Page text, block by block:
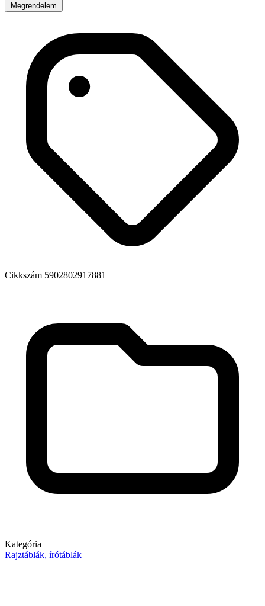
Megrendelem
Cikkszám 5902802917881
Kategória
Rajztáblák, írótáblák